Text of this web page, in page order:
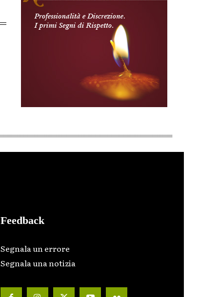
Feedback
Segnala un errore
Segnala una notizia